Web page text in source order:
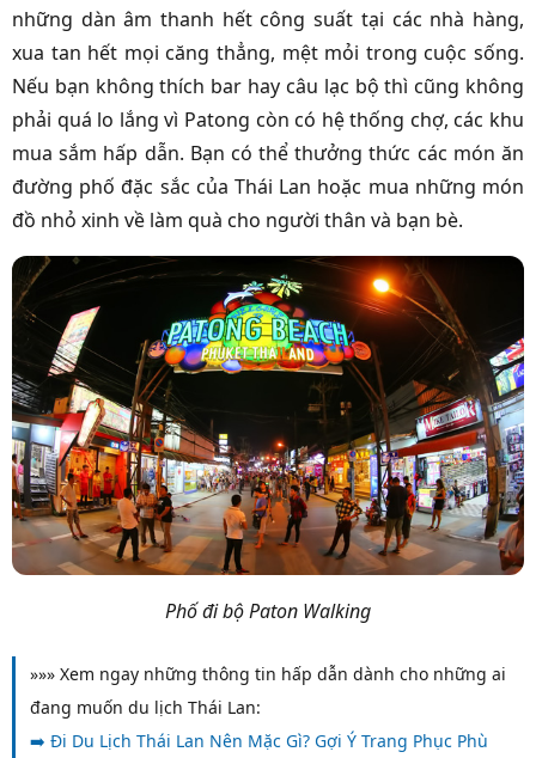
những dàn âm thanh hết công suất tại các nhà hàng,
xua tan hết mọi căng thẳng, mệt mỏi trong cuộc sống.
Nếu bạn không thích bar hay câu lạc bộ thì cũng không
phải quá lo lắng vì Patong còn có hệ thống chợ, các khu
mua sắm hấp dẫn. Bạn có thể thưởng thức các món ăn
đường phố đặc sắc của Thái Lan hoặc mua những món
đồ nhỏ xinh về làm quà cho người thân và bạn bè.
Phố đi bộ Paton Walking
»»» Xem ngay những thông tin hấp dẫn dành cho những ai
đang muốn du lịch Thái Lan:
➡️ Đi Du Lịch Thái Lan Nên Mặc Gì? Gợi Ý Trang Phục Phù